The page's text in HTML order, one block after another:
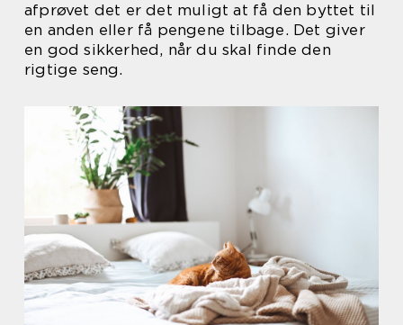
afprøvet det er det muligt at få den byttet til
en anden eller få pengene tilbage. Det giver
en god sikkerhed, når du skal finde den
rigtige seng.